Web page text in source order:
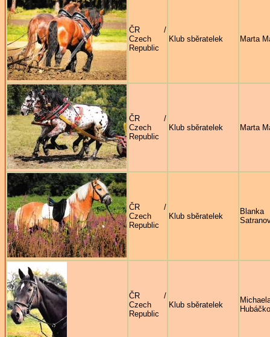
ČR /
Czech
Republic
Klub sběratelek Marta
ČR /
Czech
Republic
Klub sběratelek Marta
ČR /
Czech
Republic
Klub sběratelek
Blanka
ČR /
Czech
Republic
Klub sběratelek